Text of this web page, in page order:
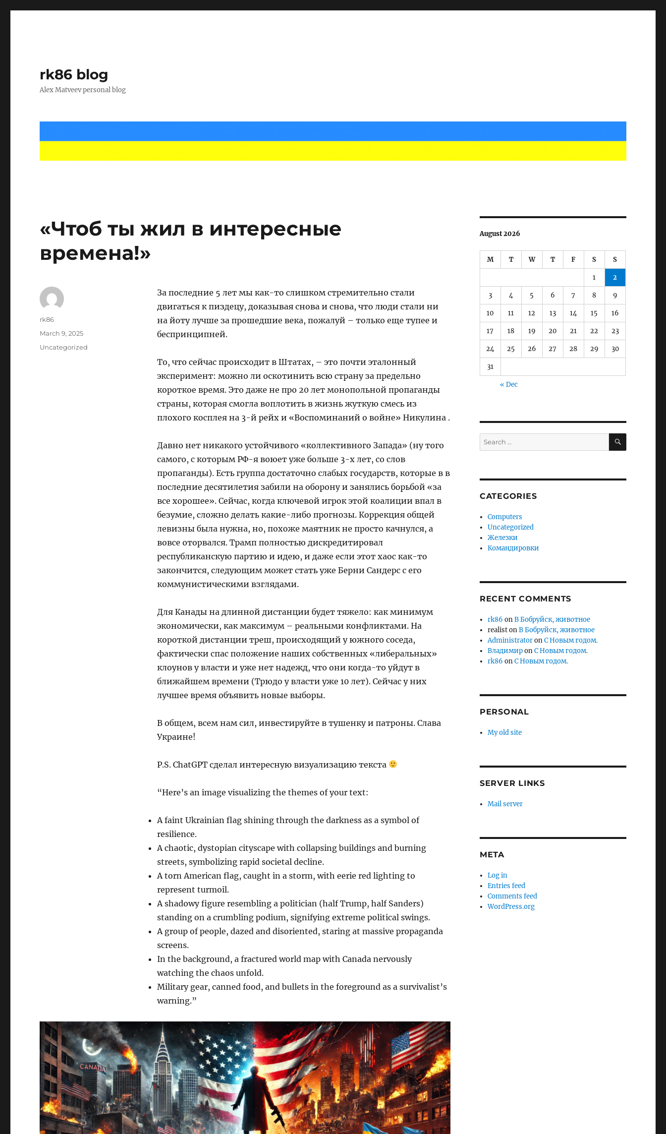
rk86 blog
Alex Matveev personal blog
«Чтоб ты жил в интересные
времена!»
За последние 5 лет мы как-то слишком стремительно стали
двигаться к пиздецу, доказывая снова и снова, что люди стали ни
на йоту лучше за прошедшие века, пожалуй – только еще тупее и
беспринципней.
То, что сейчас происходит в Штатах, – это почти эталонный
эксперимент: можно ли оскотинить всю страну за предельно
короткое время. Это даже не про 20 лет монопольной пропаганды
страны, которая смогла воплотить в жизнь жуткую смесь из
плохого косплея на 3-й рейх и «Воспоминаний о войне» Никулина .
Давно нет никакого устойчивого «коллективного Запада» (ну того
самого, с которым РФ-я воюет уже больше 3-х лет, со слов
пропаганды). Есть группа достаточно слабых государств, которые в в
последние десятилетия забили на оборону и занялись борьбой «за
все хорошее». Сейчас, когда ключевой игрок этой коалиции впал в
безумие, сложно делать какие-либо прогнозы. Коррекция общей
левизны была нужна, но, похоже маятник не просто качнулся, а
вовсе оторвался. Трамп полностью дискредитировал
республиканскую партию и идею, и даже если этот хаос как-то
закончится, следующим может стать уже Берни Сандерс с его
коммунистическими взглядами.
Для Канады на длинной дистанции будет тяжело: как минимум
экономически, как максимум – реальными конфликтами. На
короткой дистанции треш, происходящий у южного соседа,
фактически спас положение наших собственных «либеральных»
клоунов у власти и уже нет надежд, что они когда-то уйдут в
ближайшем времени (Трюдо у власти уже 10 лет). Сейчас у них
лучшее время объявить новые выборы.
В общем, всем нам сил, инвестируйте в тушенку и патроны. Слава
Украине!
P.S. ChatGPT сделал интересную визуализацию текста
“Here’s an image visualizing the themes of your text:
A faint Ukrainian flag shining through the darkness as a symbol of
resilience.
A chaotic, dystopian cityscape with collapsing buildings and burning
streets, symbolizing rapid societal decline.
A torn American flag, caught in a storm, with eerie red lighting to
represent turmoil.
A shadowy figure resembling a politician (half Trump, half Sanders)
standing on a crumbling podium, signifying extreme political swings.
A group of people, dazed and disoriented, staring at massive propaganda
screens.
In the background, a fractured world map with Canada nervously
watching the chaos unfold.
Military gear, canned food, and bullets in the foreground as a survivalist’s
warning.”
Author
rk86
Posted
March 9, 2025
Categories
Uncategorized
August 2026
M T W T F S S
1 2
3 4 5 6 7 8 9
10 11 12 13 14 15 16
17 18 19 20 21 22 23
24 25 26 27 28 29 30
31
« Dec
Search
for:
SEARCH
CATEGORIES
Computers
Uncategorized
Железки
Командировки
RECENT COMMENTS
rk86 onВ Бобруйск, животное
realistonВ Бобруйск, животное
AdministratoronС Новым годом.
ВладимирonС Новым годом.
rk86 onС Новым годом.
PERSONAL
My old site
SERVER LINKS
Mail server
META
Log in
Entries feed
Comments feed
WordPress.org